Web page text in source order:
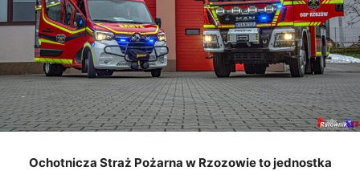
Ochotnicza Straż Pożarna w Rzozowie to jednostka